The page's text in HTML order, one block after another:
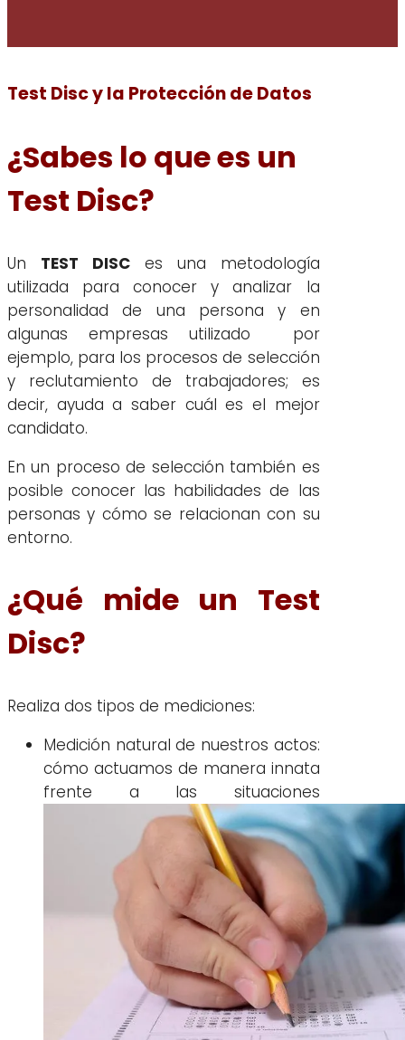
Test Disc y la Protección de Datos
¿Sabes lo que es un
Test Disc?
Un TEST DISCes una metodología
utilizada para conocer y analizar la
personalidad de una persona y en
algunas empresas utilizado por
ejemplo, para los procesos de selección
y reclutamiento de trabajadores; es
decir, ayuda a saber cuál es el mejor
candidato.
En un proceso de selección también es
posible conocer las habilidades de las
personas y cómo se relacionan con su
entorno.
¿Qué mide un Test
Disc?
Realiza dos tipos de mediciones:
Medición natural de nuestros actos:
cómo actuamos de manera innata
frente a las situaciones